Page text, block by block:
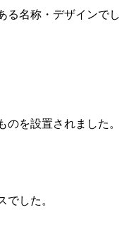
る名称・デザインでし
を設置されました。
した。